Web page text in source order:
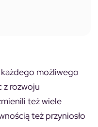
możliwego
z rozwoju
też wiele
też przyniosło